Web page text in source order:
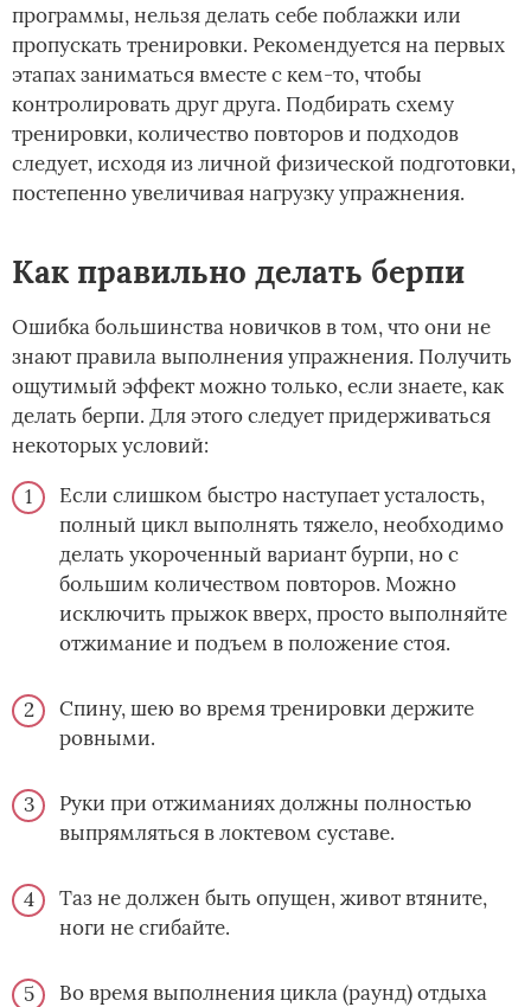
программы, нельзя делать себе поблажки или
пропускать тренировки. Рекомендуется на первых
этапах заниматься вместе с кем-то, чтобы
контролировать друг друга. Подбирать схему
тренировки, количество повторов и подходов
следует, исходя из личной физической подготовки,
постепенно увеличивая нагрузку упражнения.
Как правильно делать берпи
Ошибка большинства новичков в том, что они не
знают правила выполнения упражнения. Получить
ощутимый эффект можно только, если знаете, как
делать берпи. Для этого следует придерживаться
некоторых условий:
Если слишком быстро наступает усталость,
полный цикл выполнять тяжело, необходимо
делать укороченный вариант бурпи, но с
большим количеством повторов. Можно
исключить прыжок вверх, просто выполняйте
отжимание и подъем в положение стоя.
Спину, шею во время тренировки держите
ровными.
Руки при отжиманиях должны полностью
выпрямляться в локтевом суставе.
Таз не должен быть опущен, живот втяните,
ноги не сгибайте.
Во время выполнения цикла (раунд) отдыха